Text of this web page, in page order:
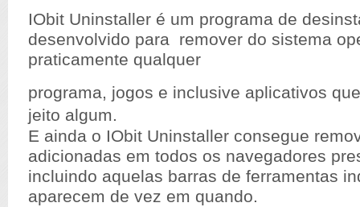
IObit Uninstaller é um programa de
desenvolvido para remover do sistema
praticamente qualquer
programa, jogos e inclusive aplicativos
jeito algum.
E ainda o IObit Uninstaller consegue
adicionadas em todos os navegadores
incluindo aquelas barras de ferramentas
aparecem de vez em quando.